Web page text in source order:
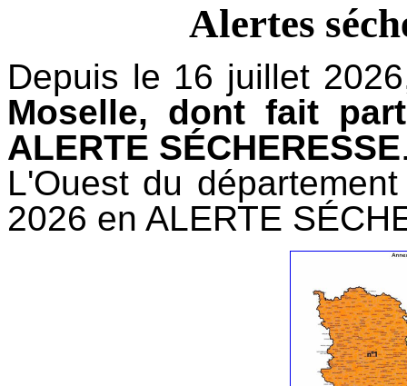
Alertes
Depuis le 16 juillet
Moselle, dont fait
ALERTE SÉCHERESSE
L'Ouest du
2026 en ALERTE